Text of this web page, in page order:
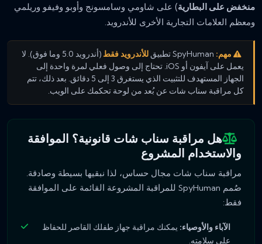
منخفض على البطارية) على شاومي وسامسونج وأوبو وفيفو وريلمي
ومعظم العلامات التجارية الأخرى للأندرويد.
مهم: للأندرويد فقط
(أندرويد 5.0 وما فوق). لا
يعمل على آيفون أو iOS. تحتاج إلى وصول فعلي لمرة واحدة إلى
الجهاز المستهدف للتثبيت الذي يستغرق 3 إلى 5 دقائق. بعد ذلك، تتم
كل مراقبة سناب شات عن بُعد من لوحة تحكمك على الويب.
هل مراقبة سناب شات قانونية؟ الموافقة
والاستخدام المشروع
مراقبة سناب شات مجال حساس، لذا نبقيها بسيطة وصادقة.
صُمم SpyHuman للمراقبة المشروعة القائمة على الموافقة
فقط:
الآباء والأوصياء: يمكنك مراقبة جهاز طفلك القاصر للحفاظ
على سلامته.